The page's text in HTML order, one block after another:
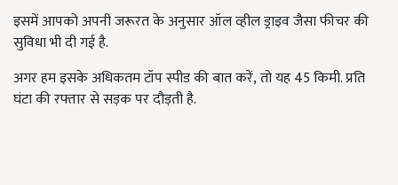
इसमें आपको अपनी जरूरत के अनुसार ऑल व्हील ड्राइव जैसा फीचर की
सुविधा भी दी गई है.
अगर हम इसके अधिकतम टॉप स्पीड की बात करें, तो यह 45किमी. प्रति
घंटा की रफ्तार से सड़क पर दौड़ती है.